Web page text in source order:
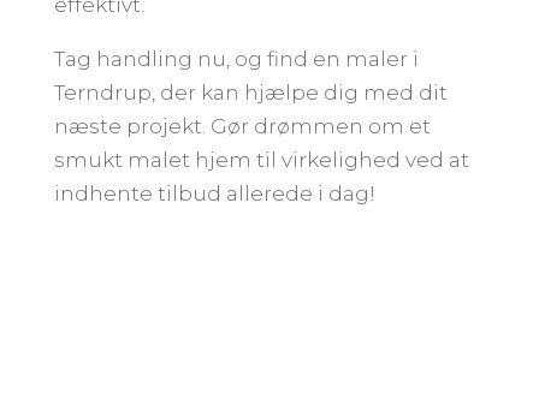
Tag handling nu, og find en maler i
Terndrup, der kan hjælpe dig med dit
næste projekt. Gør drømmen om et
smukt malet hjem til virkelighed ved at
indhente tilbud allerede i dag!